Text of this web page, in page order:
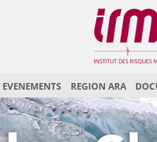
EVENEMENTS REGION ARA